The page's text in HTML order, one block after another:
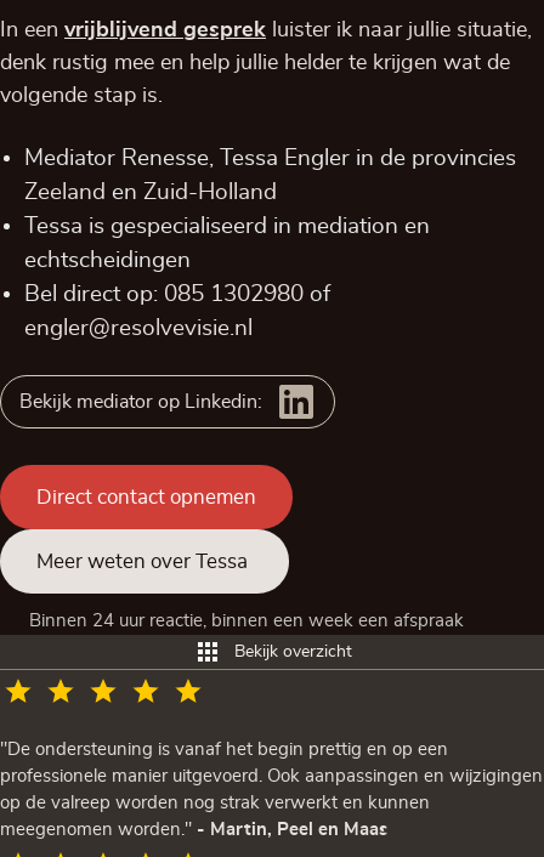
In een vrijblijvend gesprek luister ik naar jullie situatie,
denk rustig mee en help jullie helder te krijgen wat de
volgende stap is.
Mediator Renesse, Tessa Engler in de provincies
Zeeland en Zuid-Holland
Tessa is gespecialiseerd in mediation en
echtscheidingen
Bel direct op: 085 1302980 of
engler@resolvevisie.nl
Bekijk mediator op Linkedin:
Direct contact opnemen
Meer weten over Tessa
Binnen 24 uur reactie, binnen een week een afspraak
Bekijk overzicht
"De ondersteuning is vanaf het begin prettig en op een
professionele manier uitgevoerd. Ook aanpassingen en wijzigingen
op de valreep worden nog strak verwerkt en kunnen
meegenomen worden." - Martin, Peel en Maas